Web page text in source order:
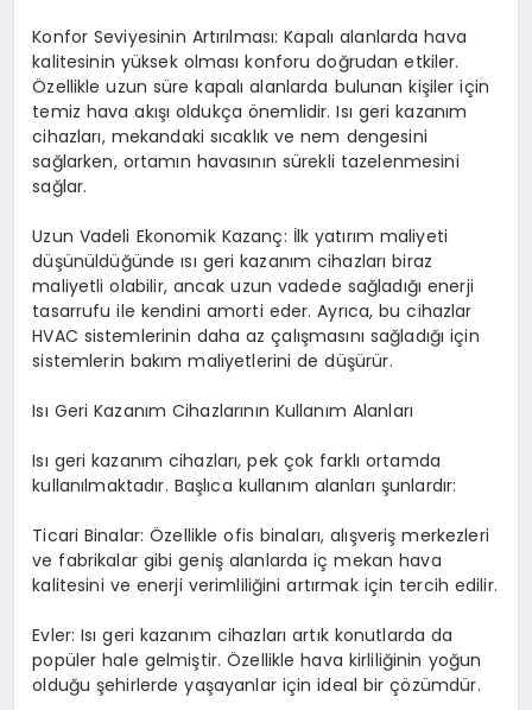
Konfor Seviyesinin Artırılması: Kapalı alanlarda hava
kalitesinin yüksek olması konforu doğrudan etkiler.
Özellikle uzun süre kapalı alanlarda bulunan kişiler için
temiz hava akışı oldukça önemlidir. Isı geri kazanım
cihazları, mekandaki sıcaklık ve nem dengesini
sağlarken, ortamın havasının sürekli tazelenmesini
sağlar.
Uzun Vadeli Ekonomik Kazanç: İlk yatırım maliyeti
düşünüldüğünde ısı geri kazanım cihazları biraz
maliyetli olabilir, ancak uzun vadede sağladığı enerji
tasarrufu ile kendini amorti eder. Ayrıca, bu cihazlar
HVAC sistemlerinin daha az çalışmasını sağladığı için
sistemlerin bakım maliyetlerini de düşürür.
Isı Geri Kazanım Cihazlarının Kullanım Alanları
Isı geri kazanım cihazları, pek çok farklı ortamda
kullanılmaktadır. Başlıca kullanım alanları şunlardır:
Ticari Binalar: Özellikle ofis binaları, alışveriş merkezleri
ve fabrikalar gibi geniş alanlarda iç mekan hava
kalitesini ve enerji verimliliğini artırmak için tercih edilir.
Evler: Isı geri kazanım cihazları artık konutlarda da
popüler hale gelmiştir. Özellikle hava kirliliğinin yoğun
olduğu şehirlerde yaşayanlar için ideal bir çözümdür.